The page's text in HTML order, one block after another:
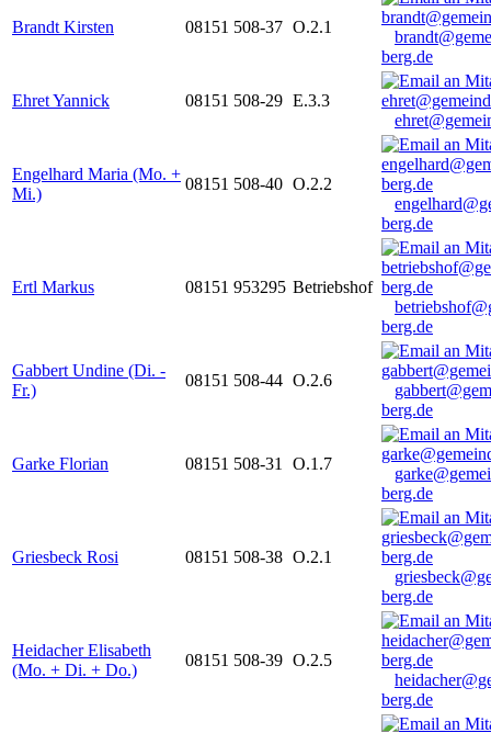
Brandt Kirsten 08151 508-37 O.2.1
berg.de
Ehret Yannick 08151 508-29 E.3.3
Engelhard Maria (Mo. +
Mi.)
08151 508-40 O.2.2
berg.de
Ertl Markus 08151 953295 Betriebshof
berg.de
Gabbert Undine (Di. -
Fr.)
08151 508-44 O.2.6
berg.de
Garke Florian 08151 508-31 O.1.7
berg.de
Griesbeck Rosi 08151 508-38 O.2.1
berg.de
Heidacher Elisabeth
(Mo. + Di. + Do.)
08151 508-39 O.2.5
berg.de